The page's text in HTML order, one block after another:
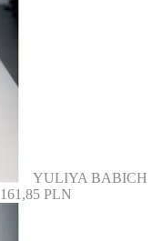
YULIYA BABICH
161,85 PLN